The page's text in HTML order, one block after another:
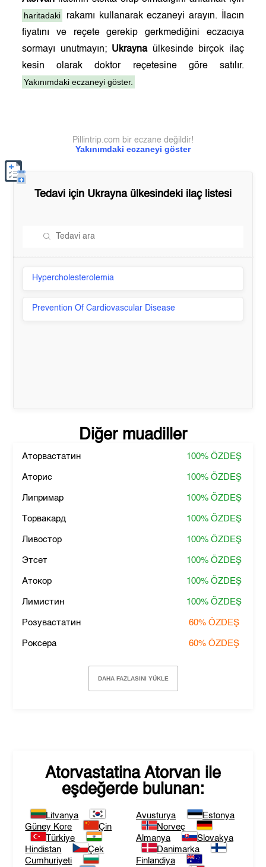
haritadaki
rakamı kullanarak eczaneyi arayın. İlacın
fiyatını ve reçete gerekip gerkmediğini eczacıya
sormayı unutmayın; Ukraynaülkesinde birçok ilaç
kesin olarak doktor reçetesine göre satılır.
Yakınımdaki eczaneyi göster.
Yakınımdaki eczaneyi göster
Pillintrip.com bir eczane değildir!
Tedavi için Ukraynaülkesindeki ilaç listesi
Hypercholesterolemia
Prevention Of Cardiovascular Disease
Diğer muadiller
Аторвастатин 100% ÖZDEŞ
Аторис 100% ÖZDEŞ
Липримар 100% ÖZDEŞ
Торвакард 100% ÖZDEŞ
Ливостор 100% ÖZDEŞ
Этсет 100% ÖZDEŞ
Атокор 100% ÖZDEŞ
Лимистин 100% ÖZDEŞ
Розувастатин 60% ÖZDEŞ
Роксера 60% ÖZDEŞ
DAHA FAZLASINI YÜKLE
Atorvastatina Atorvan ile
eşdeğerde bulunan:
Litvanya
Güney Kore
Çin
Türkiye
Hindistan
Çek
Cumhuriyeti
Avusturya
Estonya
Norveç
Almanya
Slovakya
Danimarka
Finlandiya